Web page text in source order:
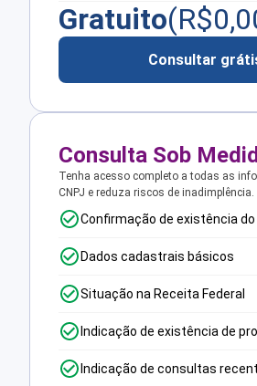
Gratuito(R$
Consultar
Consulta Sob
Tenha acesso completo a todas as
CNPJ e reduza riscos de inadimplência.
Confirmação de existência do
Dados cadastrais básicos
Situação na Receita Federal
Indicação de existência de
Indicação de consultas